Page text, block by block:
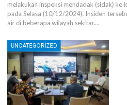
melakukan inspeksi mendadak (sidak) ke
pada Selasa (10/12/2024). Insiden
air di beberapa wilayah sekitar.…
UNCATEGORIZED